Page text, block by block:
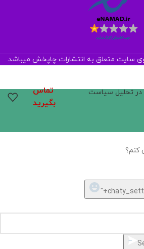
سایت متعلق به انتشارات چاپخش میباشد.
در تحلیل سیاست
تماس
بگیرید
کنم؟